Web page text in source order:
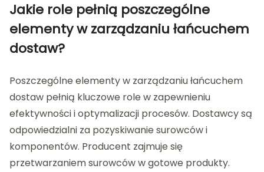
Jakie role pełnią poszczególne
elementy w zarządzaniu łańcuchem
dostaw?
Poszczególne elementy w zarządzaniu łańcuchem
dostaw pełnią kluczowe role w zapewnieniu
efektywności i optymalizacji procesów. Dostawcy są
odpowiedzialni za pozyskiwanie surowców i
komponentów. Producent zajmuje się
przetwarzaniem surowców w gotowe produkty.